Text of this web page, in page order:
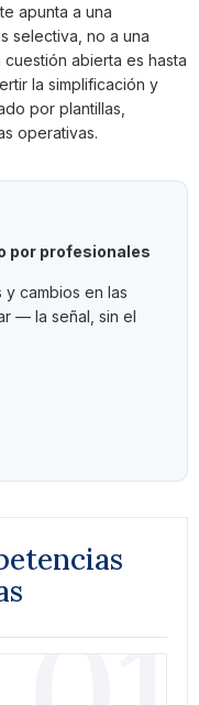
apunta a una
selectiva, no a una
abierta es hasta
la simplificación y
por plantillas,
operativas.
por profesionales
cambios en las
— la señal, sin el